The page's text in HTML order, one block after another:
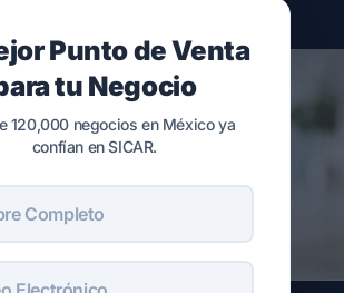
Punto de Venta
tu Negocio
120,000 negocios en México ya
confían en SICAR.